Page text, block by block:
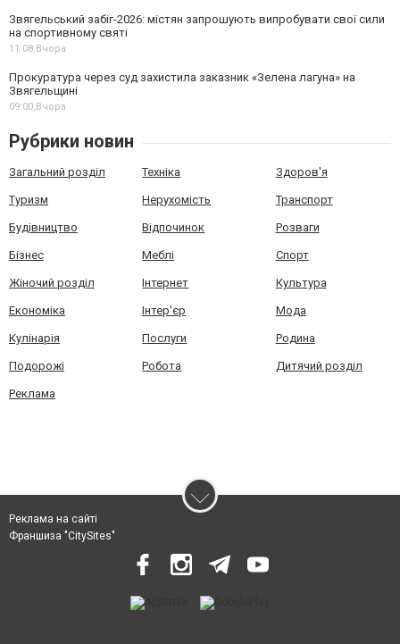
Звягельський забіг-2026: містян запрошують випробувати свої сили
на спортивному святі
11:08, Вчора
Прокуратура через суд захистила заказник «Зелена лагуна» на
Звягельщині
09:00, Вчора
Рубрики новин
Загальний розділ Техніка Здоров'я
Туризм Нерухомість Транспорт
Будівництво Відпочинок Розваги
Бізнес Меблі Спорт
Жіночий розділ Інтернет Культура
Економіка Інтер'єр Мода
Кулінарія Послуги Родина
Подорожі Робота Дитячий розділ
Реклама
Реклама на сайті
Франшиза "CitySites"